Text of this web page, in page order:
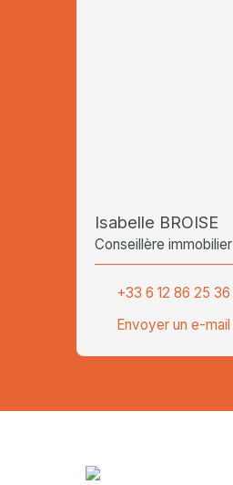
Isabelle BROISE
Conseillère immobilier
+33 6 12 86 25 36
Envoyer un e-mail